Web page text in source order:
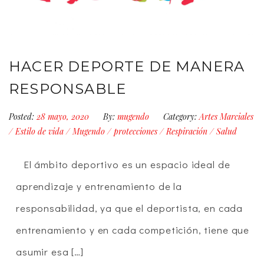
HACER DEPORTE DE MANERA
RESPONSABLE
Posted: 28 mayo, 2020 By: mugendo Category: Artes Marciales
/Estilo de vida/Mugendo/protecciones/Respiración/Salud
El ámbito deportivo es un espacio ideal de
aprendizaje y entrenamiento de la
responsabilidad, ya que el deportista, en cada
entrenamiento y en cada competición, tiene que
asumir esa […]